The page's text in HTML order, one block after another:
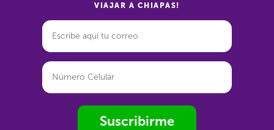
VIAJAR A CHIAPAS!
Suscribirme